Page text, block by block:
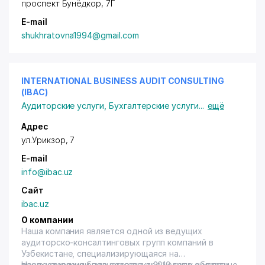
проспект Бунёдкор, 7Г
E-mail
shukhratovna1994@gmail.com
INTERNATIONAL BUSINESS AUDIT CONSULTING
(IBAC)
Аудиторские услуги ,Бухгалтерские услуги... ещё
Адрес
ул.Урикзор, 7
E-mail
info@ibac.uz
Сайт
ibac.uz
О компании
Наша компания является одной из ведущих
аудиторско-консалтинговых групп компаний в
Узбекистане, специализирующаяся на